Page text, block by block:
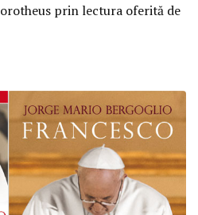
prin lectura oferită de